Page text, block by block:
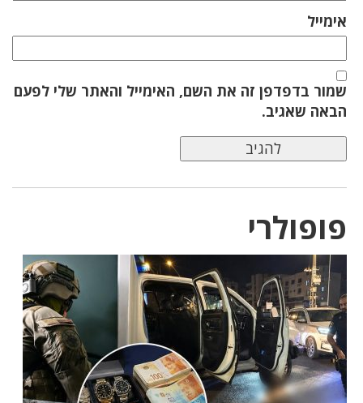
אימייל
שמור בדפדפן זה את השם, האימייל והאתר שלי לפעם
הבאה שאגיב.
פופולרי